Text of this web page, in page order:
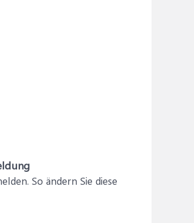
So ändern Sie diese